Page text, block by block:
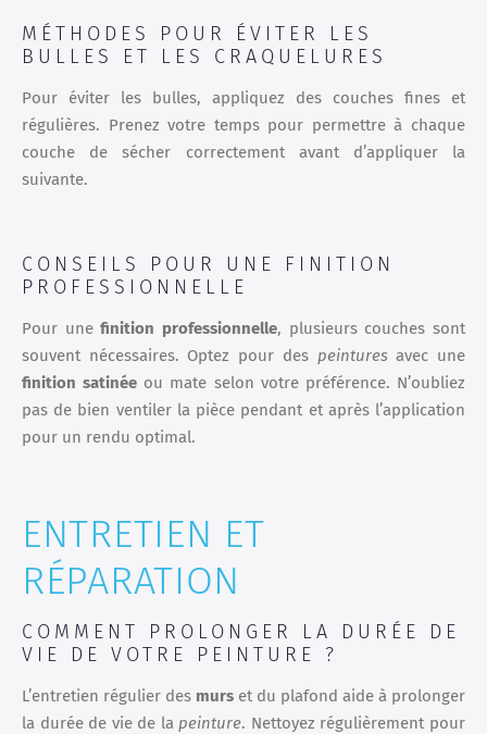
MÉTHODES POUR ÉVITER LES
BULLES ET LES CRAQUELURES
Pour éviter les bulles, appliquez des couches fines et
régulières. Prenez votre temps pour permettre à chaque
couche de sécher correctement avant d’appliquer la
suivante.
CONSEILS POUR UNE FINITION
PROFESSIONNELLE
Pour unefinition professionnelle, plusieurs couches sont
souvent nécessaires. Optez pour des peintures avec une
finition satinée ou mate selon votre préférence. N’oubliez
pas de bien ventiler la pièce pendant et après l’application
pour un rendu optimal.
ENTRETIEN ET
RÉPARATION
COMMENT PROLONGER LA DURÉE DE
VIE DE VOTRE PEINTURE ?
L’entretien régulier des murs et du plafond aide à prolonger
la durée de vie de la peinture. Nettoyez régulièrement pour